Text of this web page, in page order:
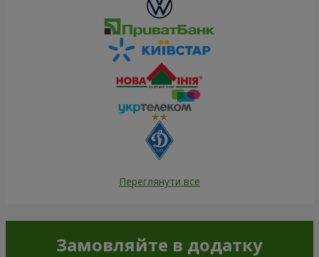
Переглянути все
Замовляйте в додатку